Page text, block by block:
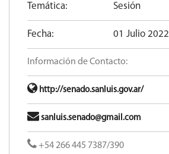
Temática: Sesión
Fecha: 01 Julio 2022
Información de Contacto:
http://senado.sanluis.gov.ar/
sanluis.senado@gmail.com
+54 266 445 7387/390